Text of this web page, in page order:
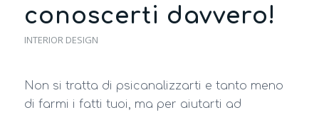
conoscerti davvero!
INTERIOR DESIGN
Non si tratta di psicanalizzarti e tanto meno
di farmi i fatti tuoi, ma per aiutarti ad